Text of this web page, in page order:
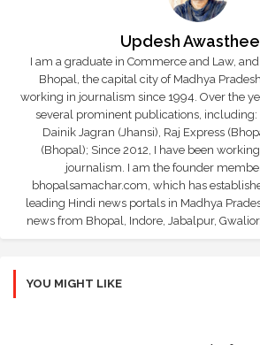
Updesh Awasthee
I am a graduate in Commerce and Law,
Bhopal, the capital city of Madhya
working in journalism since 1994. Over the
several prominent publications, including:
Dainik Jagran (Jhansi), Raj Express
(Bhopal); Since 2012, I have been
journalism. I am the founder
bhopalsamachar.com, which has
leading Hindi news portals in Madhya
news from Bhopal, Indore, Jabalpur,
YOU MIGHT LIKE